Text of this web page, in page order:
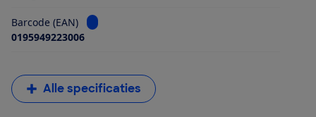
Barcode (EAN)
Bekijk informatie voor Barcode (EAN)
0195949223006
Alle specificaties